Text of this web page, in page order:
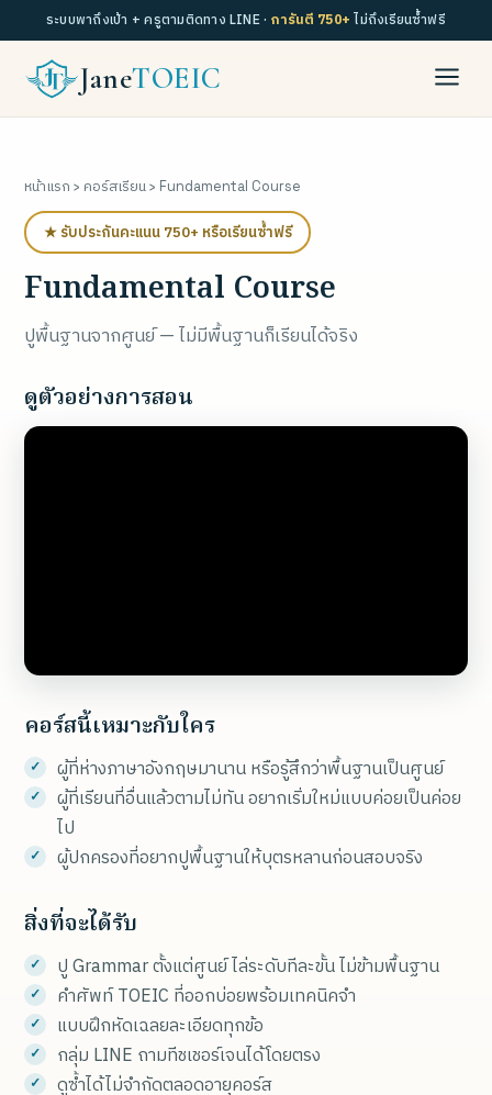
ระบบพาถึงเป้า + ครูตามติดทาง LINE · การันตี 750+ ไม่ถึงเรียนซ้ำฟรี
JaneTOEIC
หน้าแรก › คอร์สเรียน› Fundamental Course
★ รับประกันคะแนน 750+ หรือเรียนซ้ำฟรี
Fundamental Course
ปูพื้นฐานจากศูนย์ — ไม่มีพื้นฐานก็เรียนได้จริง
ดูตัวอย่างการสอน
คอร์สนี้เหมาะกับใคร
ผู้ที่ห่างภาษาอังกฤษมานาน หรือรู้สึกว่าพื้นฐานเป็นศูนย์
ผู้ที่เรียนที่อื่นแล้วตามไม่ทัน อยากเริ่มใหม่แบบค่อยเป็นค่อย
ไป
ผู้ปกครองที่อยากปูพื้นฐานให้บุตรหลานก่อนสอบจริง
สิ่งที่จะได้รับ
ปู Grammar ตั้งแต่ศูนย์ ไล่ระดับทีละขั้น ไม่ข้ามพื้นฐาน
คำศัพท์ TOEIC ที่ออกบ่อยพร้อมเทคนิคจำ
แบบฝึกหัดเฉลยละเอียดทุกข้อ
กลุ่ม LINE ถามทีชเชอร์เจนได้โดยตรง
ดูซ้ำได้ไม่จำกัดตลอดอายุคอร์ส